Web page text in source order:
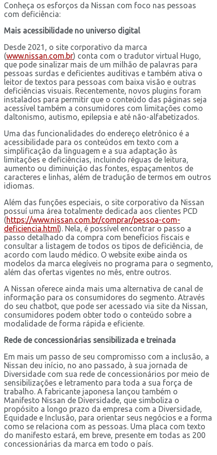
Conheça os esforços da Nissan com foco nas pessoas
com deficiência:
Mais acessibilidade no universo digital
Desde 2021, o site corporativo da marca
(www.nissan.com.br) conta com o tradutor virtual Hugo,
que pode sinalizar mais de um milhão de palavras para
pessoas surdas e deficientes auditivas e também ativa o
leitor de textos para pessoas com baixa visão e outras
deficiências visuais. Recentemente, novos plugins foram
instalados para permitir que o conteúdo das páginas seja
acessível também a consumidores com limitações como
daltonismo, autismo, epilepsia e até não-alfabetizados.
Uma das funcionalidades do endereço eletrônico é a
acessibilidade para os conteúdos em texto com a
simplificação da linguagem e a sua adaptação às
limitações e deficiências, incluindo réguas de leitura,
aumento ou diminuição das fontes, espaçamentos de
caracteres e linhas, além de tradução de termos em outros
idiomas.
Além das funções especiais, o site corporativo da Nissan
possuí uma área totalmente dedicada aos clientes PCD
(https://www.nissan.com.br/comprar/pessoa-com-
deficiencia.html). Nela, é possível encontrar o passo a
passo detalhado da compra com benefícios fiscais e
consultar a listagem de todos os tipos de deficiência, de
acordo com laudo médico. O website exibe ainda os
modelos da marca elegíveis no programa para o segmento,
além das ofertas vigentes no mês, entre outros.
A Nissan oferece ainda mais uma alternativa de canal de
informação para os consumidores do segmento. Através
do seu chatbot, que pode ser acessado via site da Nissan,
consumidores podem obter todo o conteúdo sobre a
modalidade de forma rápida e eficiente.
Rede de concessionárias sensibilizada e treinada
Em mais um passo de seu compromisso com a inclusão, a
Nissan deu início, no ano passado, à sua jornada de
Diversidade com sua rede de concessionários por meio de
sensibilizações e letramento para toda a sua força de
trabalho. A fabricante japonesa lançou também o
Manifesto Nissan de Diversidade, que simboliza o
propósito a longo prazo da empresa com a Diversidade,
Equidade e Inclusão, para orientar seus negócios e a forma
como se relaciona com as pessoas. Uma placa com texto
do manifesto estará, em breve, presente em todas as 200
concessionárias da marca em todo o país.